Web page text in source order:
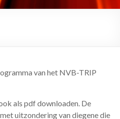
van het NVB-TRIP
als pdf downloaden. De
met uitzondering van diegene die